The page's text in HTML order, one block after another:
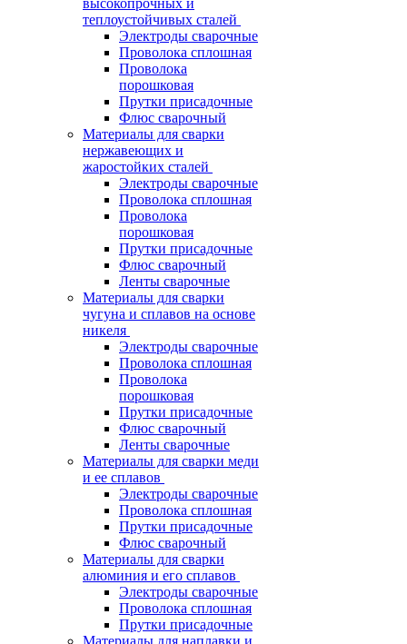
высокопрочных и
теплоустойчивых сталей
Электроды сварочные
Проволока сплошная
Проволока
порошковая
Прутки присадочные
Флюс сварочный
Материалы для сварки
нержавеющих и
жаростойких сталей
Электроды сварочные
Проволока сплошная
Проволока
порошковая
Прутки присадочные
Флюс сварочный
Ленты сварочные
Материалы для сварки
чугуна и сплавов на основе
никеля
Электроды сварочные
Проволока сплошная
Проволока
порошковая
Прутки присадочные
Флюс сварочный
Ленты сварочные
Материалы для сварки меди
и ее сплавов
Электроды сварочные
Проволока сплошная
Прутки присадочные
Флюс сварочный
Материалы для сварки
алюминия и его сплавов
Электроды сварочные
Проволока сплошная
Прутки присадочные
Материалы для наплавки и